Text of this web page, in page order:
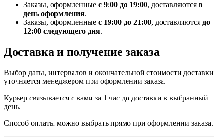
Заказы, оформленные с 9:00 до 19:00, доставляются в
день оформления.
Заказы, оформленные с 19:00 до 21:00, доставляются до
12:00 следующего дня.
Доставка и получение заказа
Выбор даты, интервалов и окончательной стоимости доставки
уточняется менеджером при оформлении заказа.
Курьер связывается с вами за 1 час до доставки в выбранный
день.
Способ оплаты можно выбрать прямо при оформлении заказа.